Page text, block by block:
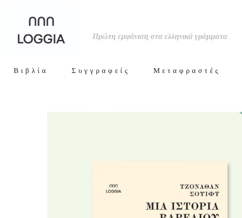
Πρώτη εμφάνιση στα ελληνικά γράμματα
Βιβλία Συγγραφείς Μεταφραστές